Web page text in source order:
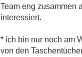
Team eng zusammen
interessiert.
* ich bin nur noch am
von den